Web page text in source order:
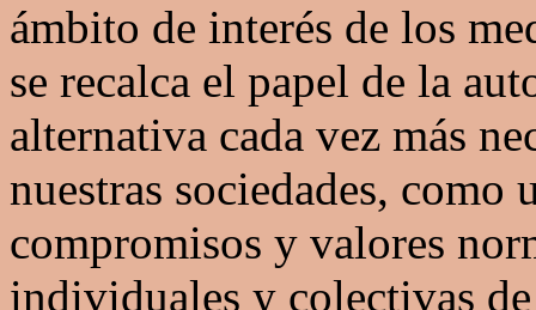
ámbito de interés de los
se recalca el papel de la
alternativa cada vez más
nuestras sociedades, como
compromisos y valores
individuales y colectivas